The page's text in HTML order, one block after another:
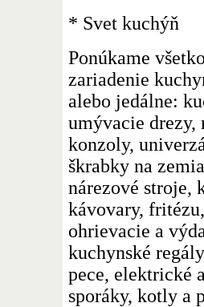
* Svet kuchýň
Ponúkame
zariadenie
alebo jedálne:
umývacie drezy,
konzoly,
škrabky na
nárezové stroje,
kávovary,
ohrievacie a
kuchynské
pece, elektrické
sporáky, kotly a